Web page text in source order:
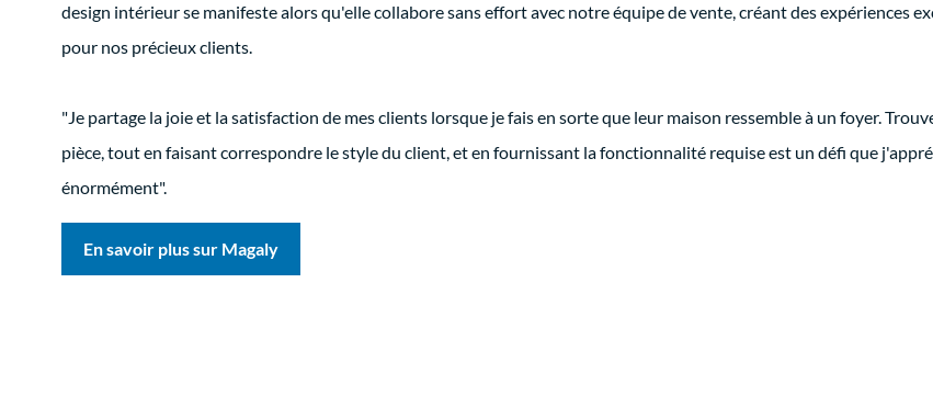
design intérieur se manifeste alors qu'elle collabore sans effort avec notre équipe de vente, créant des expériences
pour nos précieux clients.
"Je partage la joie et la satisfaction de mes clients lorsque je fais en sorte que leur maison ressemble à un foyer.
pièce, tout en faisant correspondre le style du client, et en fournissant la fonctionnalité requise est un défi que
énormément".
En savoir plus sur Magaly